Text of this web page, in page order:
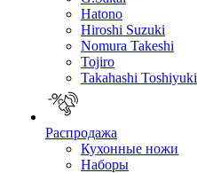
Hatono
Hiroshi Suzuki
Nomura Takeshi
Tojiro
Takahashi Toshiyuki
Распродажа
Кухонные ножи
Наборы